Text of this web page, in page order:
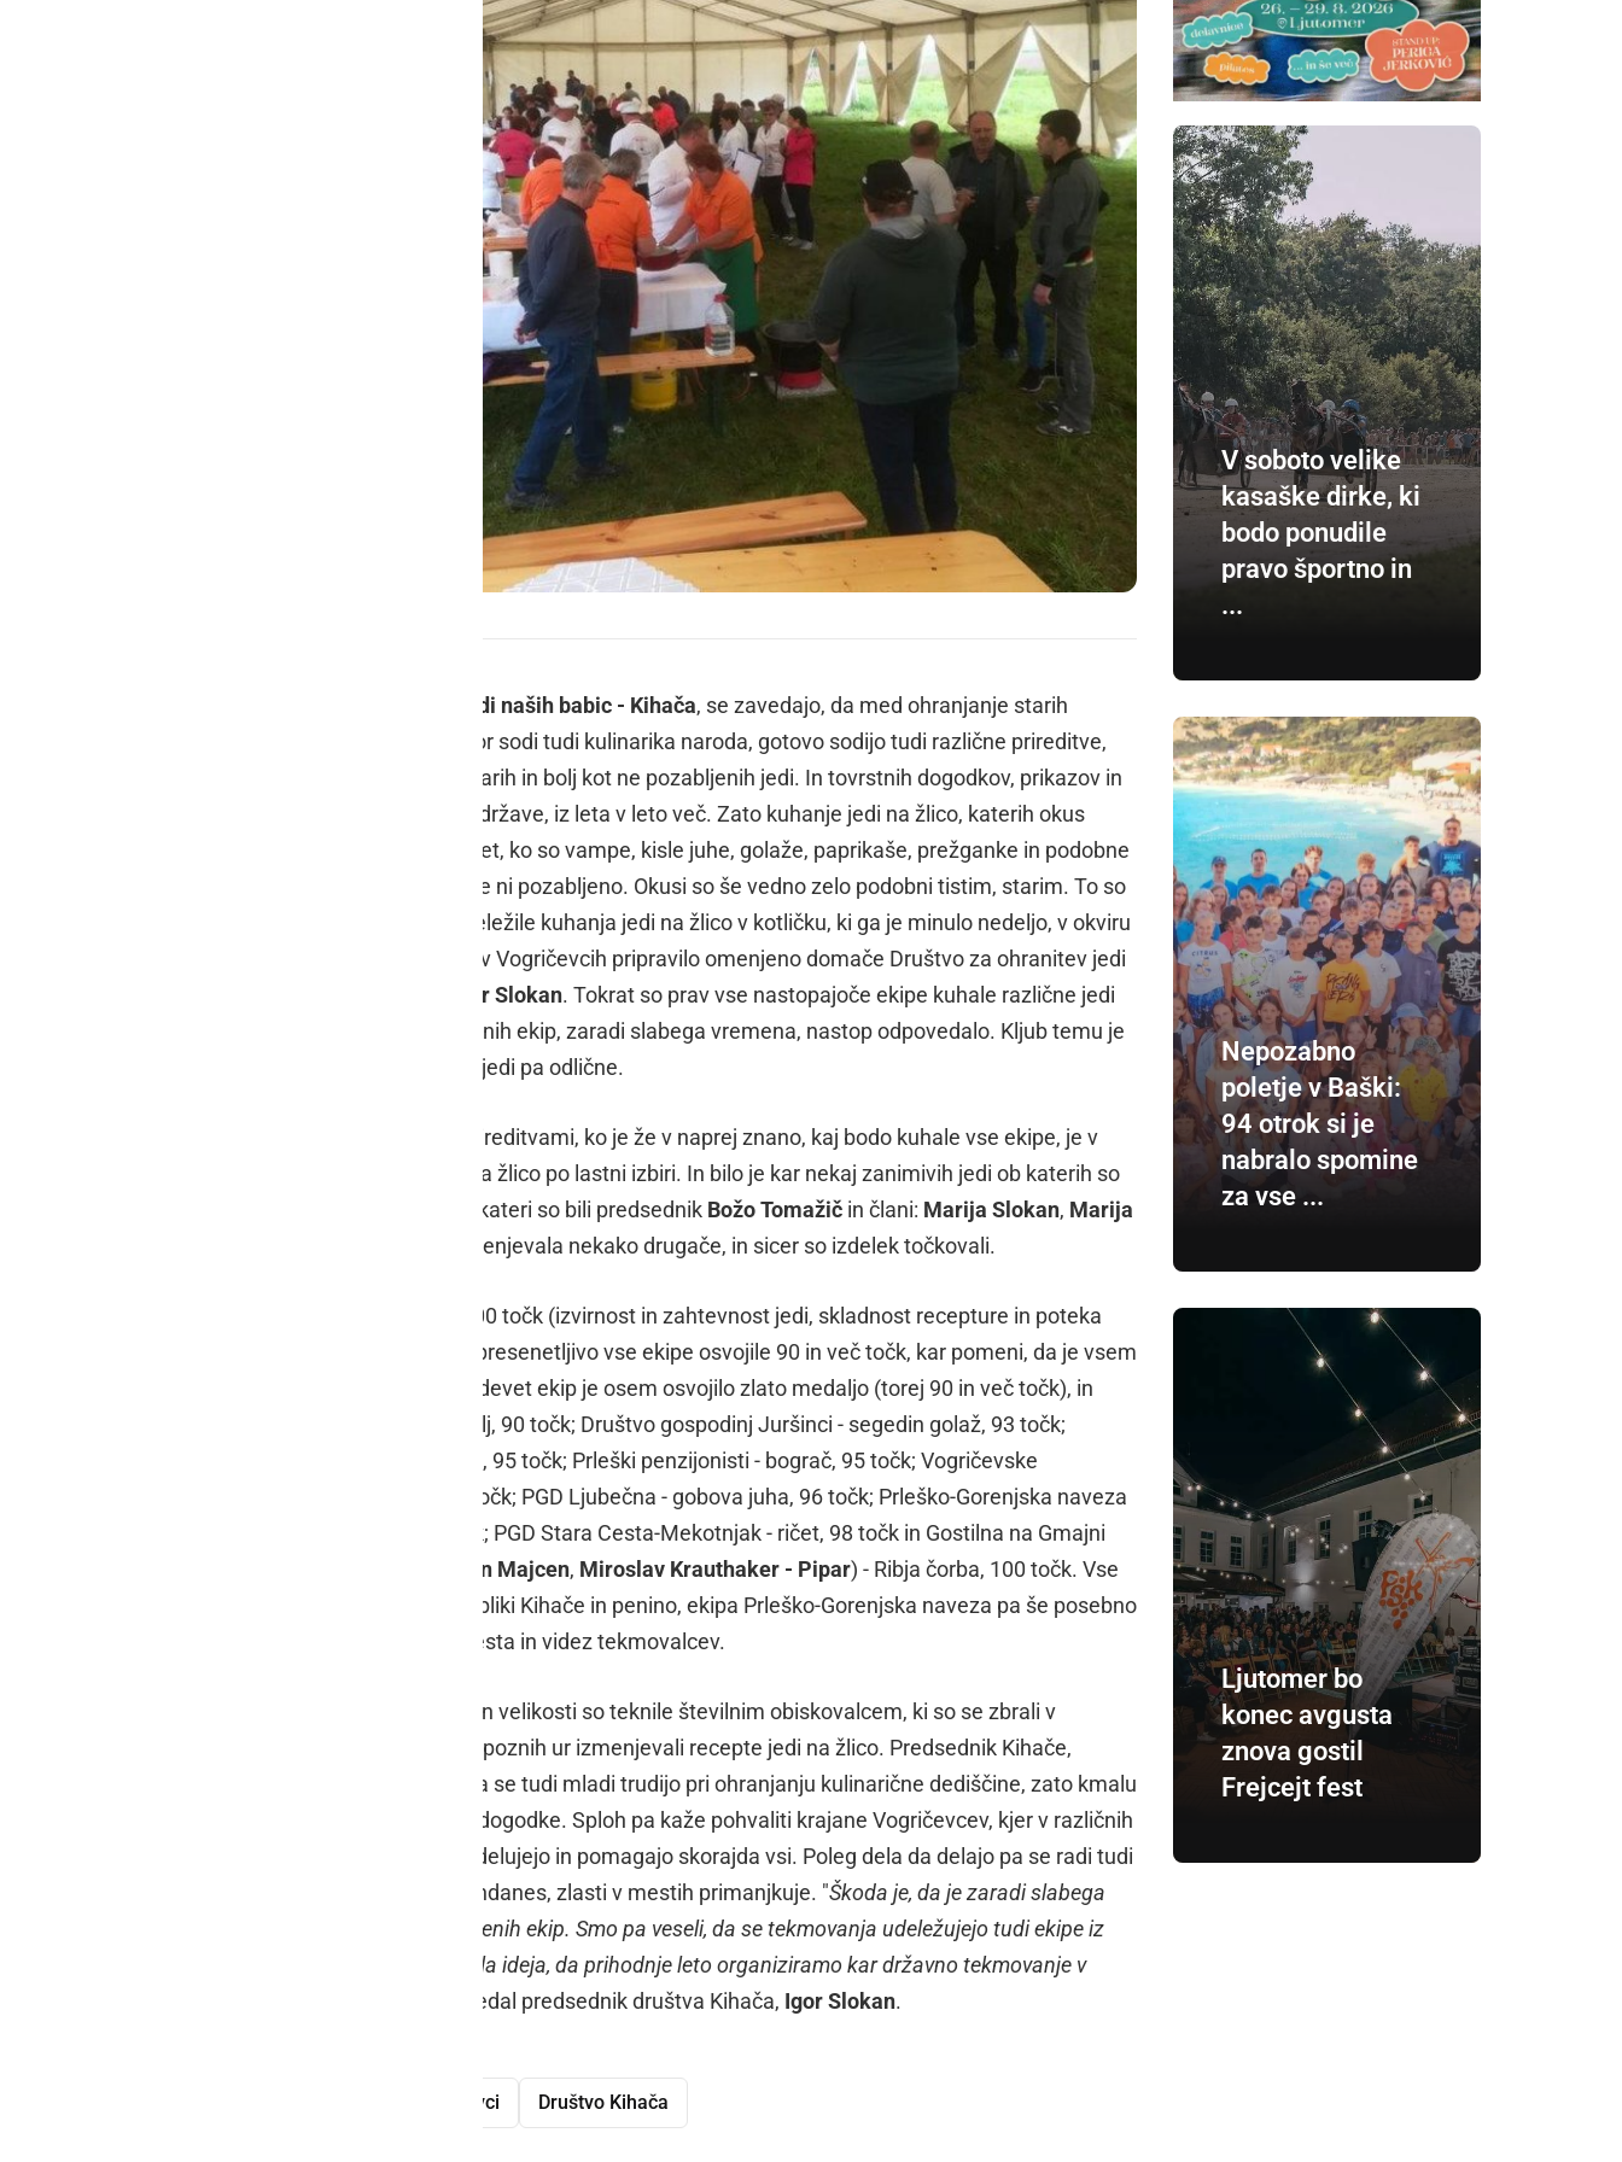
Društvo za ohranitev jedi naših babic - Kihača, se zavedajo, da med ohranjanje starih
običajev in kulturne dediščine, kamor sodi tudi kulinarika naroda, gotovo sodijo tudi različne prireditve,
kjer tekmujejo v kuhanju različnih starih in bolj kot ne pozabljenih jedi. In tovrstnih dogodkov, prikazov in
tekmovanj je tudi na severovzhodu države, iz leta v leto več. Zato kuhanje jedi na žlico, katerih okus
spominja na tistega izpred mnogih let, ko so vampe, kisle juhe, golaže, paprikaše, prežganke in podobne
jedi, kuhale naše mame in babice, še ni pozabljeno. Okusi so še vedno zelo podobni tistim, starim. To so
dokazale številne ekipe, ki so se udeležile kuhanja jedi na žlico v kotličku, ki ga je minulo nedeljo, v okviru
v Vogričevcih pripravilo omenjeno domače Društvo za ohranitev jedi
Igor Slokan. Tokrat so prav vse nastopajoče ekipe kuhale različne jedi
"na žlico", žal je šest (od 15) prijavljenih ekip, zaradi slabega vremena, nastop odpovedalo. Kljub temu je
bilo tekmovanje zanimivo, skuhane jedi pa odlične.
V primerjavi z nekaterimi drugimi prireditvami, ko je že v naprej znano, kaj bodo kuhale vse ekipe, je v
Vogričevcih devet ekip kuhalo jedi na žlico po lastni izbiri. In bilo je kar nekaj zanimivih jedi ob katerih so
se mnogim cedile sline. Komisija, v kateri so bili predsednik Božo Tomažič in člani: Marija Slokan, Marija
, je tokrat ocenjevala nekako drugače, in sicer so izdelek točkovali.
Maksimalno je bilo možno prejeti 100 točk (izvirnost in zahtevnost jedi, skladnost recepture in poteka
dela, okus...). In tokrat so, nekoliko presenetljivo vse ekipe osvojile 90 in več točk, kar pomeni, da je vsem
pripadlo zlato priznanje. Torej vseh devet ekip je osem osvojilo zlato medaljo (torej 90 in več točk), in
sicer: Gostilna Bobnjar Veržej - pasulj, 90 točk; Društvo gospodinj Juršinci - segedin golaž, 93 točk;
Vogričevci - mladi, vampi po tržaško, 95 točk; Prleški penzijonisti - bograč, 95 točk; Vogričevske
gospodinje - piščančji paprikaš, 95 točk; PGD Ljubečna - gobova juha, 96 točk; Prleško-Gorenjska naveza
- Gorenjski krompirjev golaž, 98 točk; PGD Stara Cesta-Mekotnjak - ričet, 98 točk in Gostilna na Gmajni
Anton Majcen, Miroslav Krauthaker - Pipar) - Ribja čorba, 100 točk. Vse
ekipe so prejele priznanje, pokal v obliki Kihače in penino, ekipa Prleško-Gorenjska naveza pa še posebno
nagrado za urejenost delovnega mesta in videz tekmovalcev.
Dobrote iz kotličkov vseh vrst, barv in velikosti so teknile številnim obiskovalcem, ki so se zbrali v
Vogričevcih. Kuharji in jedci so si do poznih ur izmenjevali recepte jedi na žlico. Predsednik Kihače,
pa je vesel, da se tudi mladi trudijo pri ohranjanju kulinarične dediščine, zato kmalu
načrtuje nova kuharska srečanja in dogodke. Sploh pa kaže pohvaliti krajane Vogričevcev, kjer v različnih
dogodkih, torej tudi pri "kuhanju" sodelujejo in pomagajo skorajda vsi. Poleg dela da delajo pa se radi tudi
poveselijo in zlasti družijo, česar dandanes, zlasti v mestih primanjkuje. "Škoda je, da je zaradi slabega
vremena odpovedalo kar šest prijavljenih ekip. Smo pa veseli, da se tekmovanja udeležujejo tudi ekipe iz
drugih delov Slovenije. In tako je padla ideja, da prihodnje leto organiziramo kar državno tekmovanje v
", nam je povedal predsednik društva Kihača, Igor Slokan.
Vogričevci Društvo Kihača
V soboto velike
kasaške dirke, ki
bodo ponudile
pravo športno in
...
Nepozabno
poletje v Baški:
94 otrok si je
nabralo spomine
za vse ...
Ljutomer bo
konec avgusta
znova gostil
Frejcejt fest